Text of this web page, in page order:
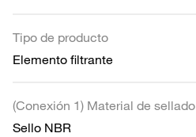
Tipo de producto
Elemento filtrante
(Conexión 1) Material de sellado
Sello NBR